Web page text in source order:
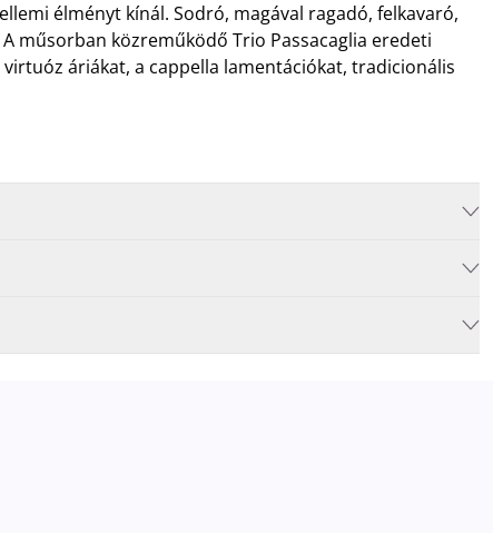
élményt kínál. Sodró, magával ragadó, felkavaró,
műsorban közreműködő Trio Passacaglia eredeti
áriákat, a cappella lamentációkat, tradicionális
Rewin Ajándékutalványt
várakozási idővel érdemes kalkulálni. Ezt